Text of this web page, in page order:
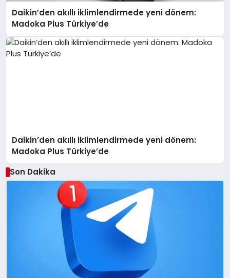
Daikin’den akıllı iklimlendirmede yeni dönem:
Madoka Plus Türkiye’de
Daikin’den akıllı iklimlendirmede yeni dönem:
Madoka Plus Türkiye’de
Son Dakika